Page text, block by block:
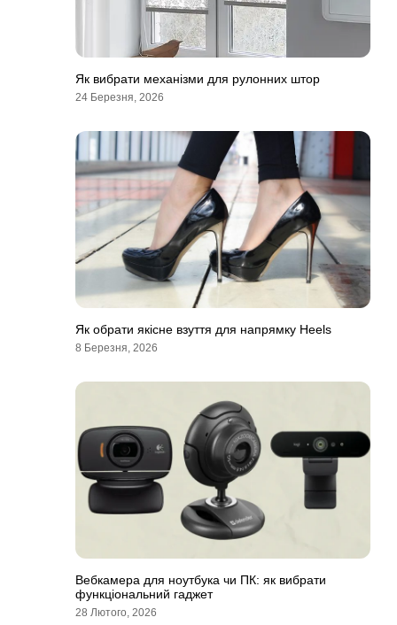
Як вибрати механізми для рулонних штор
24 Березня, 2026
Як обрати якісне взуття для напрямку Heels
8 Березня, 2026
Вебкамера для ноутбука чи ПК: як вибрати
функціональний гаджет
28 Лютого, 2026